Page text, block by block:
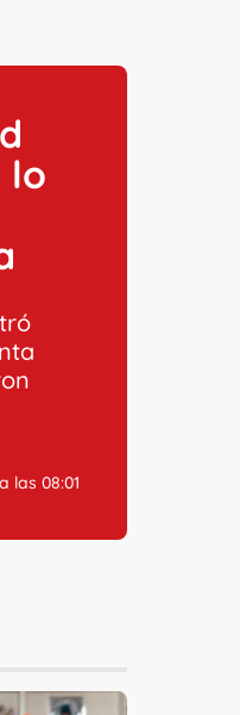
lo
las 08:01